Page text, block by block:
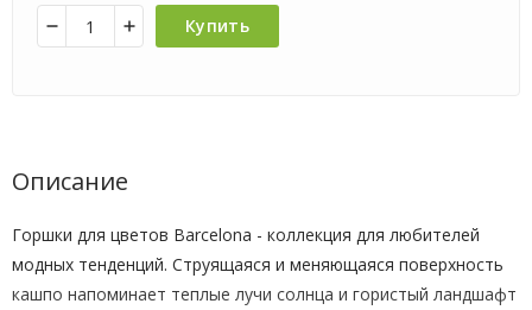
Купить
Описание
Горшки для цветов Barcelona - коллекция для любителей
модных тенденций. Струящаяся и меняющаяся поверхность
кашпо напоминает теплые лучи солнца и гористый ландшафт